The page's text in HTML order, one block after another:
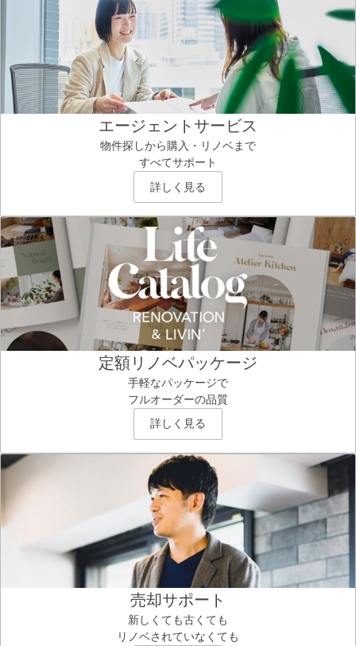
エージェントサービス
物件探しから購入・リノベまで
すべてサポート
詳しく見る
定額リノベパッケージ
手軽なパッケージで
フルオーダーの品質
詳しく見る
売却サポート
新しくても古くても
リノベされていなくても